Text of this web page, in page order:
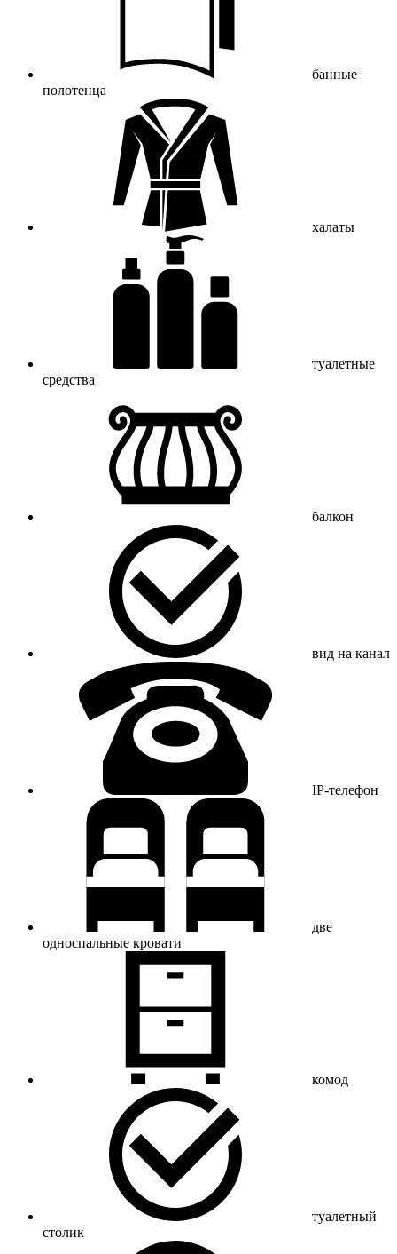
банные
полотенца
халаты
туалетные
средства
балкон
вид на канал
IP-телефон
две
односпальные кровати
комод
туалетный
столик